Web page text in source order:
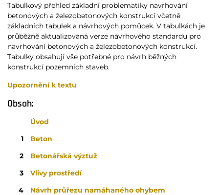
Tabulkový přehled základní problematiky navrhování
betonových a železobetonových konstrukcí včetně
základních tabulek a návrhových pomůcek. V tabulkách je
průběžně aktualizovaná verze návrhového standardu pro
navrhování betonových a železobetonových konstrukcí.
Tabulky obsahují vše potřebné pro návrh běžných
konstrukcí pozemních staveb.
Upozornění k textu
Obsah:
Úvod
1
Beton
2
Betonářská výztuž
3
Vlivy prostředí
4
Návrh průřezu namáhaného ohybem